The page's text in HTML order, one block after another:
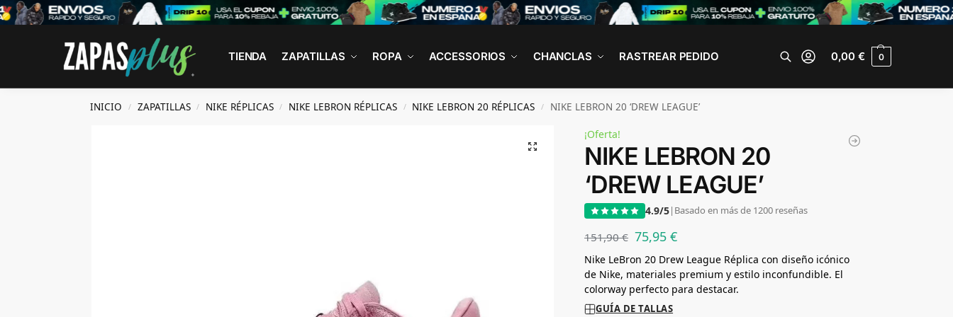
TIENDA ZAPATILLAS ROPA ACCESSORIOS CHANCLAS RASTREAR PEDIDO
Search
0,00€ 0
INICIO / ZAPATILLAS / NIKE RÉPLICAS / NIKE LEBRON RÉPLICAS / NIKE LEBRON 20 RÉPLICAS / NIKE LEBRON 20 ‘DREW LEAGUE’
¡Oferta!
NIKE LEBRON 20
‘DREW LEAGUE’
4.9/5| Basado en más de 1200 reseñas
151,90€ 75,95€
Nike LeBron 20 Drew League Réplica con diseño icónico
de Nike, materiales premium y estilo inconfundible. El
colorway perfecto para destacar.
GUÍA DE TALLAS